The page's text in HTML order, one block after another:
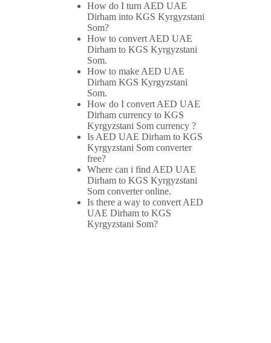
How do I turn AED UAE
Dirham into KGS Kyrgyzstani
Som?
How to convert AED UAE
Dirham to KGS Kyrgyzstani
Som.
How to make AED UAE
Dirham KGS Kyrgyzstani
Som.
How do I convert AED UAE
Dirham currency to KGS
Kyrgyzstani Som currency ?
Is AED UAE Dirham to KGS
Kyrgyzstani Som converter
free?
Where can i find AED UAE
Dirham to KGS Kyrgyzstani
Som converter online.
Is there a way to convert AED
UAE Dirham to KGS
Kyrgyzstani Som?